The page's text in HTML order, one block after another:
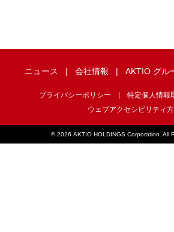
ニュース 会社情報 AKTIO グル
プライバシーポリシー
特定個人情報
ウェブアクセシビリティ
©2026 AKTIO HOLDINGS Corporation. All